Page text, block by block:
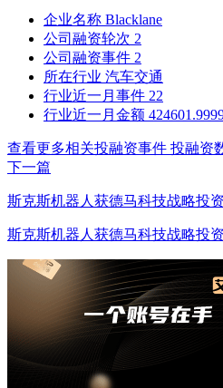
企业名称 Blacklane
公司融资轮次 2
公司融资事件 2
所在行业 汽车交通
行业近一月事件 22
行业近一月金额
查看更多相关投融资事件 投融资
下一篇
斯克斯机器人获德马科技战略投资
斯克斯机器人获德马科技战略投